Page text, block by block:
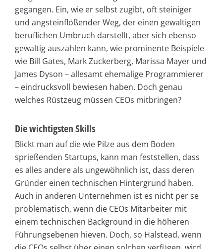
gegangen. Ein, wie er selbst zugibt, oft steiniger
und angsteinflößender Weg, der einen gewaltigen
beruflichen Umbruch darstellt, aber sich ebenso
gewaltig auszahlen kann, wie prominente Beispiele
wie Bill Gates, Mark Zuckerberg, Marissa Mayer und
James Dyson – allesamt ehemalige Programmierer
– eindrucksvoll bewiesen haben. Doch genau
welches Rüstzeug müssen CEOs mitbringen?
Die wichtigsten Skills
Blickt man auf die wie Pilze aus dem Boden
sprießenden Startups, kann man feststellen, dass
es alles andere als ungewöhnlich ist, dass deren
Gründer einen technischen Hintergrund haben.
Auch in anderen Unternehmen ist es nicht per se
problematisch, wenn die CEOs Mitarbeiter mit
einem technischen Background in die höheren
Führungsebenen hieven. Doch, so Halstead, wenn